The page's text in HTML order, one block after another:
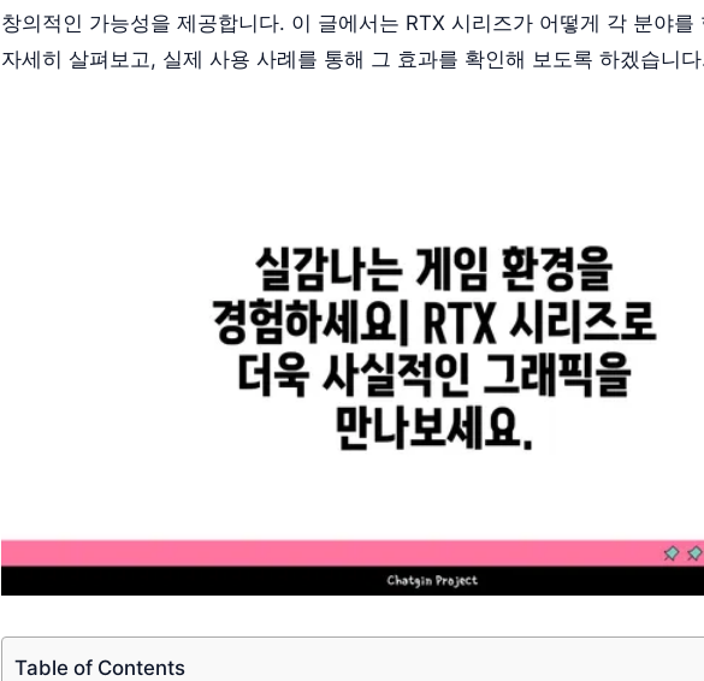
창의적인 가능성을 제공합니다. 이 글에서는 RTX 시리즈가 어떻게 각 분야를
자세히 살펴보고, 실제 사용 사례를 통해 그 효과를 확인해 보도록 하겠습니
Table of Contents